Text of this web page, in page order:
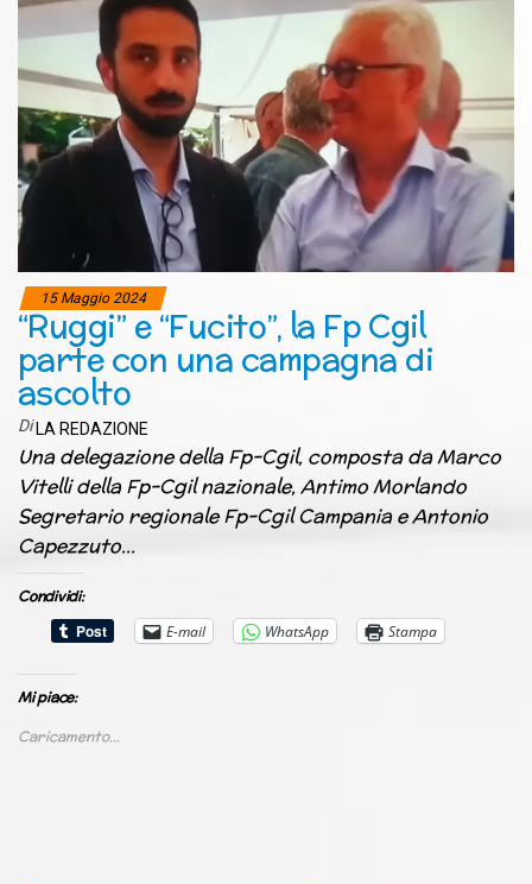
15 Maggio 2024
“Ruggi” e “Fucito”, la Fp Cgil
parte con una campagna di
ascolto
Di LA REDAZIONE
Una delegazione della Fp-Cgil, composta da Marco
Vitelli della Fp-Cgil nazionale, Antimo Morlando
Segretario regionale Fp-Cgil Campania e Antonio
Capezzuto…
Condividi:
E-mail
WhatsApp Stampa
Mi piace:
Caricamento...